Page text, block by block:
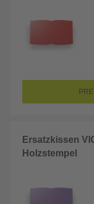
Ersatzkissen
Holzstempel